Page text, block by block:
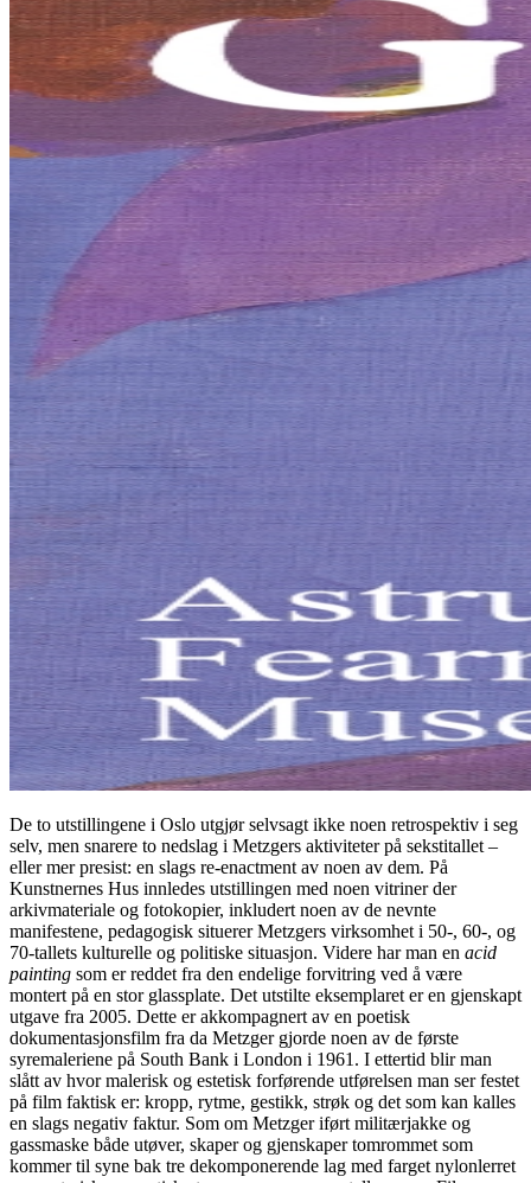
De to utstillingene i Oslo utgjør selvsagt ikke noen retrospektiv i seg
selv, men snarere to nedslag i Metzgers aktiviteter på sekstitallet –
eller mer presist: en slags re-enactment av noen av dem. På
Kunstnernes Hus innledes utstillingen med noen vitriner der
arkivmateriale og fotokopier, inkludert noen av de nevnte
manifestene, pedagogisk situerer Metzgers virksomhet i 50-, 60-, og
70-tallets kulturelle og politiske situasjon. Videre har man en acid
painting som er reddet fra den endelige forvitring ved å være
montert på en stor glassplate. Det utstilte eksemplaret er en gjenskapt
utgave fra 2005. Dette er akkompagnert av en poetisk
dokumentasjonsfilm fra da Metzger gjorde noen av de første
syremaleriene på South Bank i London i 1961. I ettertid blir man
slått av hvor malerisk og estetisk forførende utførelsen man ser festet
på film faktisk er: kropp, rytme, gestikk, strøk og det som kan kalles
en slags negativ faktur. Som om Metzger iført militærjakke og
gassmaske både utøver, skaper og gjenskaper tomrommet som
kommer til syne bak tre dekomponerende lag med farget nylonlerret